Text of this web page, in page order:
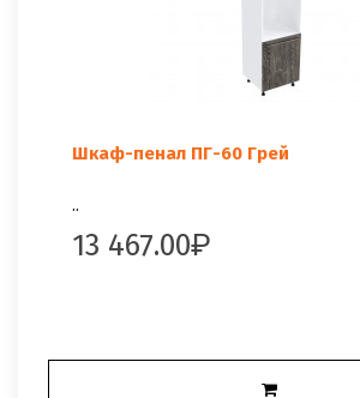
Шкаф-пенал ПГ-60 Грей
..
13 467.00